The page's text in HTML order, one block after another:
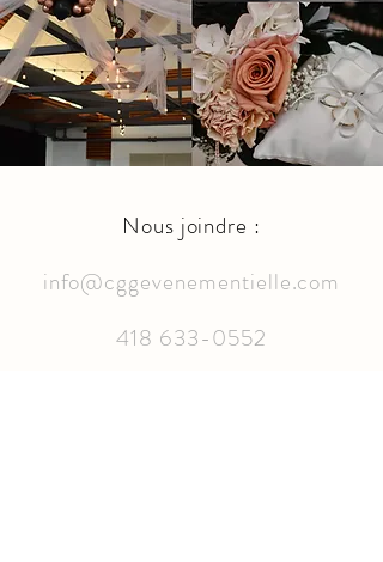
Nous joindre :
info@cggevenementielle.com
418 633-0552